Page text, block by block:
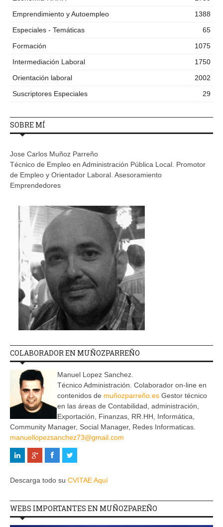
Emprendimiento y Autoempleo
1388
Especiales - Temáticas
65
Formación
1075
Intermediación Laboral
1750
Orientación laboral
2002
Suscriptores Especiales
29
SOBRE MÍ
Jose Carlos Muñoz Parreño
Técnico de Empleo en Administración Pública Local. Promotor
de Empleo y Orientador Laboral. Asesoramiento
Emprendedores
COLABORADOR EN MUÑOZPARREÑO
Manuel Lopez Sanchez.
Técnico Administración. Colaborador on-line en
contenidos de muñozparreño.es Gestor técnico
en las áreas de Contabilidad, administración,
Exportación, Finanzas, RR.HH, Informática,
Community Manager, Social Manager, Redes Informaticas.
manuellopezsanchez73@gmail.com
Descarga todo su CVITAE Aquí
WEBS IMPORTANTES EN MUÑOZPAREÑO